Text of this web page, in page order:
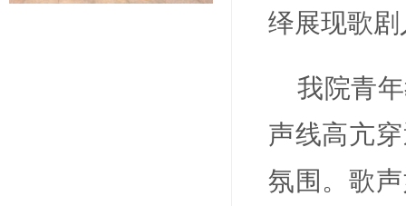
绎展现歌
我院青
声线高亢
氛围。歌